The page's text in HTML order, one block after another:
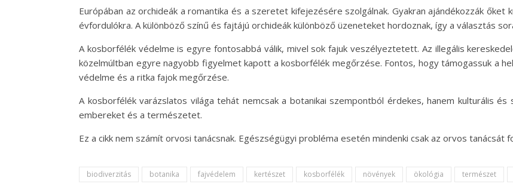
Európában az orchideák a romantika és a szeretet kifejezésére szolgálnak. Gyakran ajándékozzák őket
évfordulókra. A különböző színű és fajtájú orchideák különböző üzeneteket hordoznak, így a választás
A kosborfélék védelme is egyre fontosabbá válik, mivel sok fajuk veszélyeztetett. Az illegális
közelmúltban egyre nagyobb figyelmet kapott a kosborfélék megőrzése. Fontos, hogy támogassuk a
védelme és a ritka fajok megőrzése.
A kosborfélék varázslatos világa tehát nemcsak a botanikai szempontból érdekes, hanem kulturális
embereket és a természetet.
Ez a cikk nem számít orvosi tanácsnak. Egészségügyi probléma esetén mindenki csak az orvos tanácsát
biodiverzitás botanika fajvédelem kertészet kosborfélék növények ökológia természet